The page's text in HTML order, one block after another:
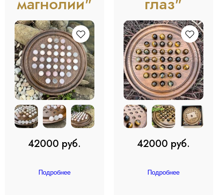
42000 руб.
Подробнее
42000 руб.
Подробнее